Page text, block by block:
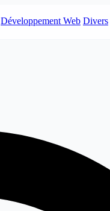
Développement Web Divers